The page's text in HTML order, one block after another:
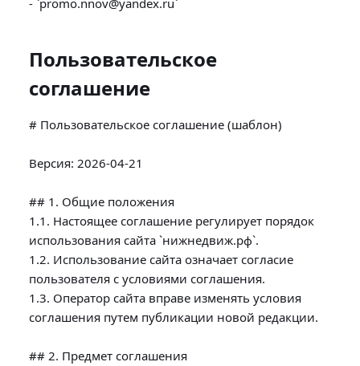
Пользовательское
соглашение
# Пользовательское соглашение (шаблон)
Версия: 2026-04-21
## 1. Общие положения
1.1. Настоящее соглашение регулирует порядок
использования сайта `нижнедвиж.рф`.
1.2. Использование сайта означает согласие
пользователя с условиями соглашения.
1.3. Оператор сайта вправе изменять условия
соглашения путем публикации новой редакции.
## 2. Предмет соглашения